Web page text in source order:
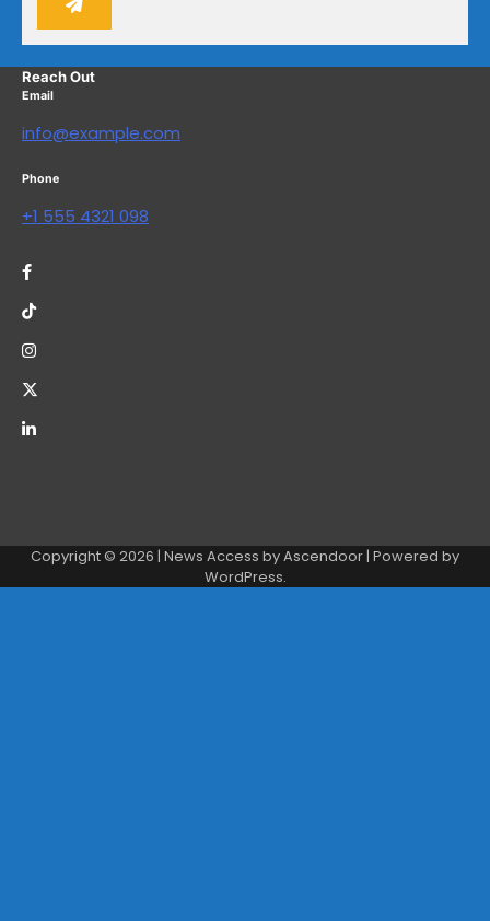
Reach Out
Email
info@example.com
Phone
+1 555 4321 098
Copyright © 2026 | News Access byAscendoor| Powered by
WordPress.